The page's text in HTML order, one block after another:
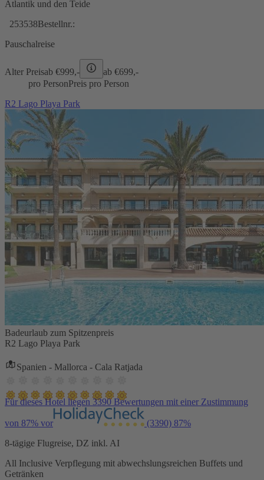
Atlantik und den Teide
253538Bestellnr.:
Pauschalreise
Alter Preisab €999,- ab €699,-
pro PersonPreis pro Person
R2 Lago Playa Park
Badeurlaub zum Spitzenpreis
R2 Lago Playa Park
Spanien - Mallorca - Cala Ratjada
Für dieses Hotel liegen 3390 Bewertungen mit einer Zustimmung
von 87% vor (3390) 87%
8-tägige Flugreise, DZ inkl. AI
All Inclusive Verpflegung mit abwechslungsreichen Buffets und
Getränken